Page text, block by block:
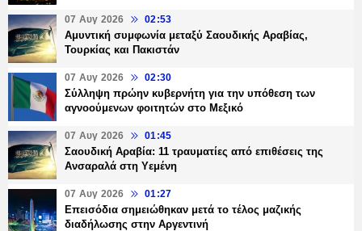
07 Αυγ 2026 02:53
Αμυντική συμφωνία μεταξύ Σαουδικής Αραβίας,
Τουρκίας και Πακιστάν
07 Αυγ 2026 02:30
Σύλληψη πρώην κυβερνήτη για την υπόθεση των
αγνοούμενων φοιτητών στο Μεξικό
07 Αυγ 2026 01:45
Σαουδική Αραβία: 11 τραυματίες από επιθέσεις της
Ανσαραλά στη Υεμένη
07 Αυγ 2026 01:27
Επεισόδια σημειώθηκαν μετά το τέλος μαζικής
διαδήλωσης στην Αργεντινή